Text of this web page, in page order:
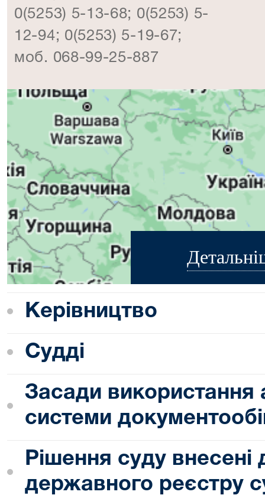
0(5253) 5-13-68; 0(5253) 5-
12-94; 0(5253) 5-19-67;
моб. 068-99-25-887
Керівництво
Судді
Засади використання
системи
Рішення суду
державного реєстру